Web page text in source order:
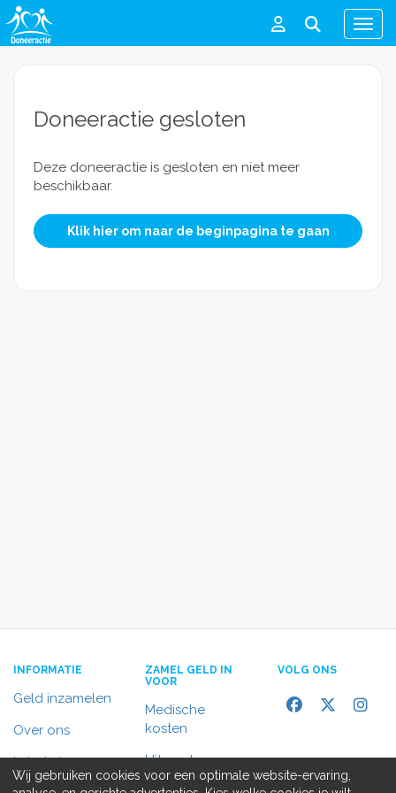
Menu
Doneeractie gesloten
Deze doneeractie is gesloten en niet meer
beschikbaar.
Klik hier om naar de beginpagina te gaan
INFORMATIE
Geld inzamelen
Over ons
In het nieuws
ZAMEL GELD IN
VOOR
Medische
kosten
Uitvaart
VOLG ONS
Wij gebruiken cookies voor een optimale website-ervaring,